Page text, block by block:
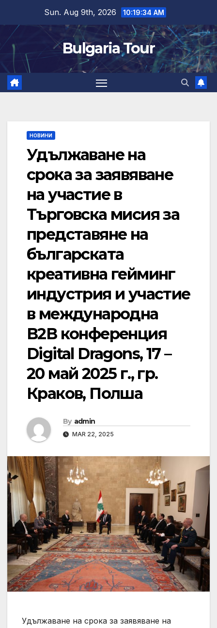
content
Sun. Aug 9th, 2026 10:19:35 AM
Bulgaria Tour
НОВИНИ
Удължаване на
срока за заявяване
на участие в
Търговска мисия за
представяне на
българската
креативна гейминг
индустрия и участие
в международна
В2В конференция
Digital Dragons, 17 –
20 май 2025 г., гр.
Краков, Полша
By admin
MAR 22, 2025
Удължаване на срока за заявяване на